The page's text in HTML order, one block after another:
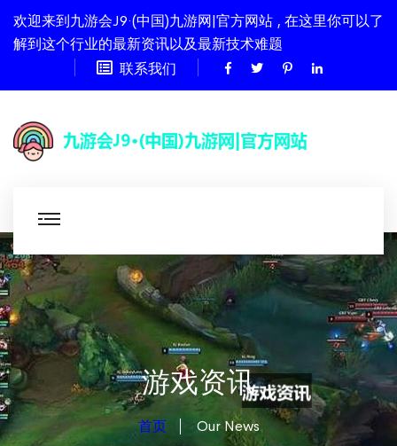
欢迎来到九游会J9·(中国)九游网|官方网站 , 在这里你可以了
解到这个行业的最新资讯以及最新技术难题
联系我们
游戏资讯
首页 Our News